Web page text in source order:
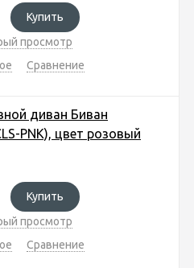
Купить
просмотр
Сравнение
диван Биван
PNK), цвет розовый
Купить
просмотр
Сравнение